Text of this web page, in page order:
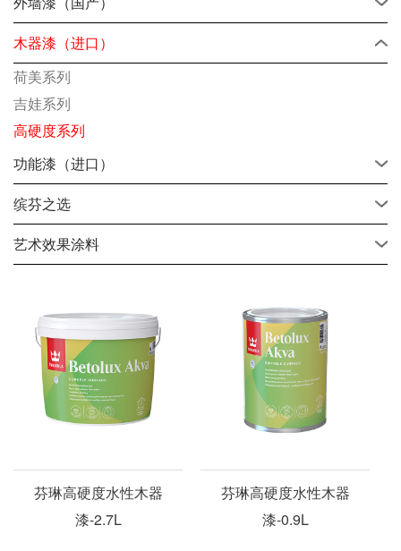
木器漆（进口）
荷美系列
吉娃系列
高硬度系列
功能漆（进口）
缤芬之选
艺术效果涂料
芬琳高硬度水性木器
漆-2.7L
芬琳高硬度水性木器
漆-0.9L